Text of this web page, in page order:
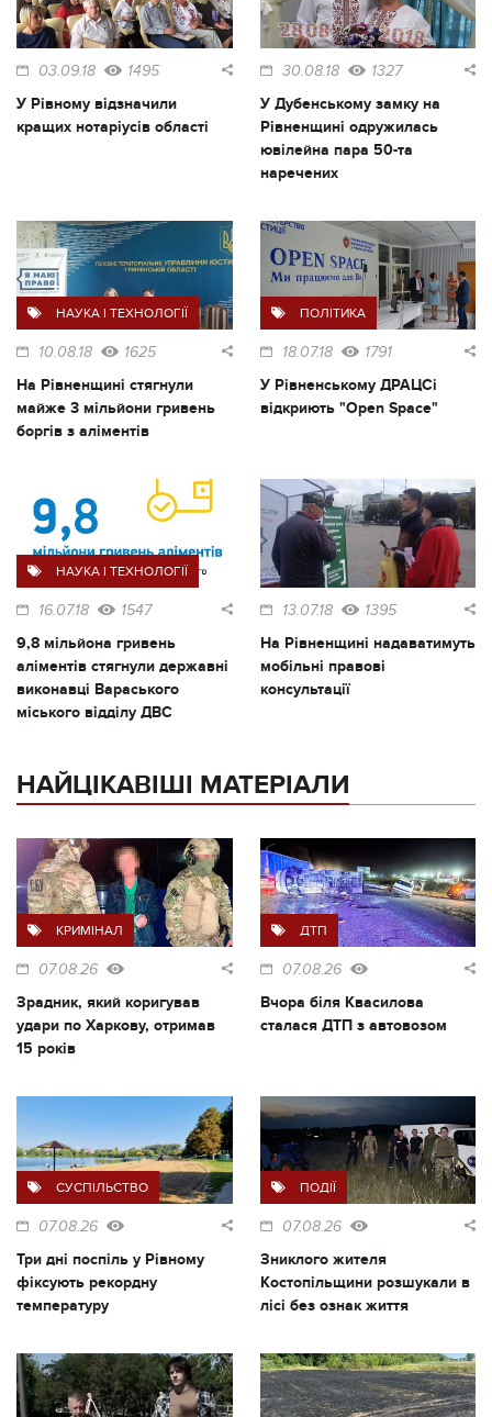
03.09.18 1495
У Рівному відзначили
кращих нотаріусів області
30.08.18 1327
У Дубенському замку на
Рівненщині одружилась
ювілейна пара 50-та
наречених
НАУКА І ТЕХНОЛОГІЇ
10.08.18 1625
На Рівненщині стягнули
майже 3 мільйони гривень
боргів з аліментів
ПОЛІТИКА
18.07.18 1791
У Рівненському ДРАЦСі
відкриють "Open Space"
НАУКА І ТЕХНОЛОГІЇ
16.07.18 1547
9,8 мільйона гривень
аліментів стягнули державні
виконавці Вараського
міського відділу ДВС
13.07.18 1395
На Рівненщині надаватимуть
мобільні правові
консультації
НАЙЦІКАВІШІ МАТЕРІАЛИ
КРИМІНАЛ
07.08.26
Зрадник, який коригував
удари по Харкову, отримав
15 років
ДТП
07.08.26
Вчора біля Квасилова
сталася ДТП з автовозом
СУСПІЛЬСТВО
07.08.26
Три дні поспіль у Рівному
фіксують рекордну
температуру
ПОДІЇ
07.08.26
Зниклого жителя
Костопільщини розшукали в
лісі без ознак життя